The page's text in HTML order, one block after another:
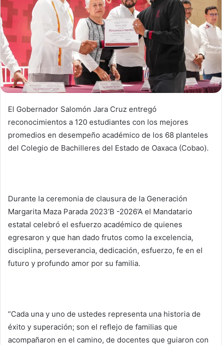
El Gobernador Salomón Jara Cruz entregó
reconocimientos a 120 estudiantes con los mejores
promedios en desempeño académico de los 68 planteles
del Colegio de Bachilleres del Estado de Oaxaca (Cobao).
Durante la ceremonia de clausura de la Generación
Margarita Maza Parada 2023’B -2026’A el Mandatario
estatal celebró el esfuerzo académico de quienes
egresaron y que han dado frutos como la excelencia,
disciplina, perseverancia, dedicación, esfuerzo, fe en el
futuro y profundo amor por su familia.
“Cada una y uno de ustedes representa una historia de
éxito y superación; son el reflejo de familias que
acompañaron en el camino, de docentes que guiaron con